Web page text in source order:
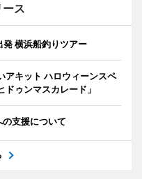
ス
発 横浜船釣りツアー
アキット ハロウィーンスペ
ゥンマスカレード」
の支援について